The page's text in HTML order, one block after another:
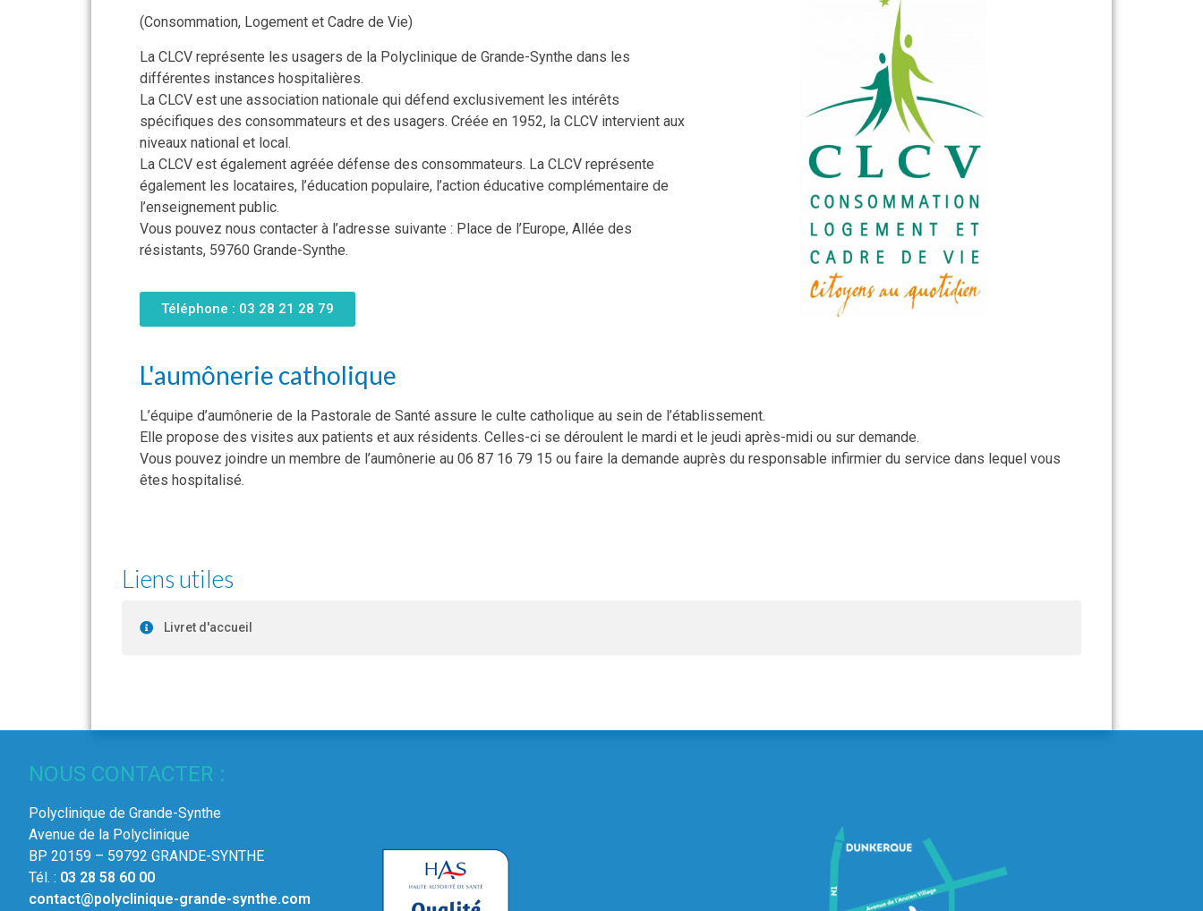
(Consommation, Logement et Cadre de Vie)
La CLCV représente les usagers de la Polyclinique de Grande-Synthe dans les
différentes instances hospitalières.
La CLCV est une association nationale qui défend exclusivement les intérêts
spécifiques des consommateurs et des usagers. Créée en 1952, la CLCV intervient aux
niveaux national et local.
La CLCV est également agréée défense des consommateurs. La CLCV représente
également les locataires, l’éducation populaire, l’action éducative complémentaire de
l’enseignement public.
Vous pouvez nous contacter à l’adresse suivante : Place de l’Europe, Allée des
résistants, 59760 Grande-Synthe.
Téléphone : 03 28 21 28 79
L'aumônerie catholique
L’équipe d’aumônerie de la Pastorale de Santé assure le culte catholique au sein de l’établissement.
Elle propose des visites aux patients et aux résidents. Celles-ci se déroulent le mardi et le jeudi après-midi ou sur demande.
Vous pouvez joindre un membre de l’aumônerie au 06 87 16 79 15 ou faire la demande auprès du responsable infirmier du service dans lequel vous
êtes hospitalisé.
Liens utiles
Livret d'accueil
NOUS CONTACTER :
Polyclinique de Grande-Synthe
Avenue de la Polyclinique
BP 20159 – 59792 GRANDE-SYNTHE
Tél. : 03 28 58 60 00
contact@polyclinique-grande-synthe.com